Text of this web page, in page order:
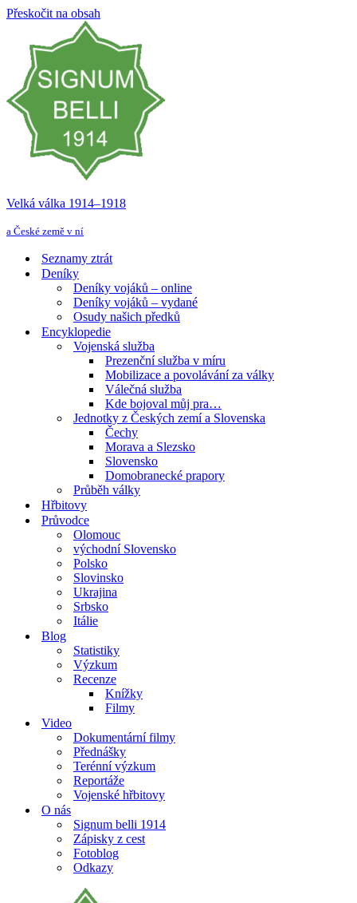
Přeskočit na obsah
Velká válka 1914–⁠⁠⁠⁠⁠⁠1918
a České země v ní
Seznamy ztrát
Deníky
Deníky vojáků – online
Deníky vojáků – vydané
Osudy našich předků
Encyklopedie
Vojenská služba
Prezenční služba v míru
Mobilizace a povolávání za války
Válečná služba
Kde bojoval můj pra…
Jednotky z Českých zemí a Slovenska
Čechy
Morava a Slezsko
Slovensko
Domobranecké prapory
Průběh války
Hřbitovy
Průvodce
Olomouc
východní Slovensko
Polsko
Slovinsko
Ukrajina
Srbsko
Itálie
Blog
Statistiky
Výzkum
Recenze
Knížky
Filmy
Video
Dokumentární filmy
Přednášky
Terénní výzkum
Reportáže
Vojenské hřbitovy
O nás
Signum belli 1914
Zápisky z cest
Fotoblog
Odkazy